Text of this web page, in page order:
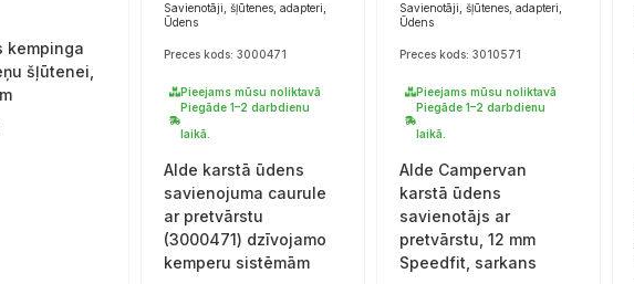
kempinga
šļūtenei,
Savienotāji, šļūtenes, adapteri,
Ūdens
Preces kods: 3000471
Pieejams mūsu noliktavā
Piegāde 1–2 darbdienu
laikā.
Alde karstā ūdens
savienojuma caurule
ar pretvārstu
(3000471) dzīvojamo
kemperu sistēmām
Savienotāji, šļūtenes, adapteri,
Ūdens
Preces kods: 3010571
Pieejams mūsu noliktavā
Piegāde 1–2 darbdienu
laikā.
Alde Campervan
karstā ūdens
savienotājs ar
pretvārstu, 12 mm
Speedfit, sarkans